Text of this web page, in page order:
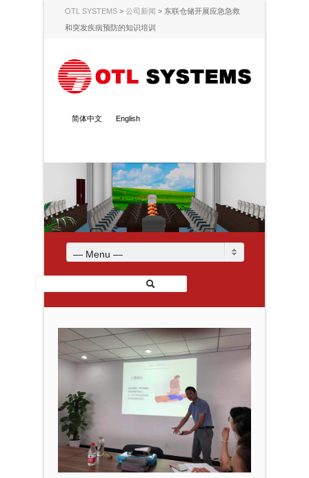
OTL SYSTEMS > 公司新闻 > 东联仓储开展应急急救
和突发疾病预防的知识培训
简体中文 English
— Menu —